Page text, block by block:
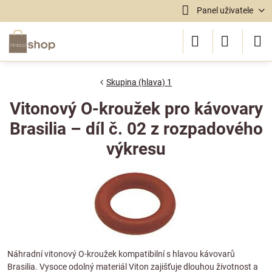
Panel uživatele
Skupina (hlava) 1
Vitonový O-kroužek pro kávovary
Brasilia – díl č. 02 z rozpadového
výkresu
Náhradní vitonový O-kroužek kompatibilní s hlavou kávovarů
Brasilia. Vysoce odolný materiál Viton zajišťuje dlouhou životnost a